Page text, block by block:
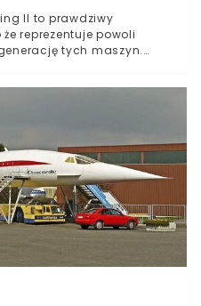
II to prawdziwy
reprezentuje powoli
tych maszyn.